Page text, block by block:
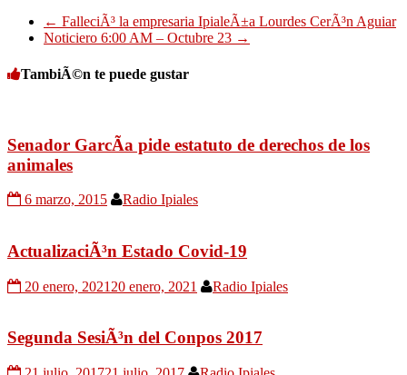
← FalleciÃ³ la empresaria IpialeÃ±a Lourdes CerÃ³n Aguiar
Noticiero 6:00 AM – Octubre 23 →
TambiÃ©n te puede gustar
Senador GarcÃ­a pide estatuto de derechos de los
animales
6 marzo, 2015 Radio Ipiales
ActualizaciÃ³n Estado Covid-19
20 enero, 2021 20 enero, 2021 Radio Ipiales
Segunda SesiÃ³n del Conpos 2017